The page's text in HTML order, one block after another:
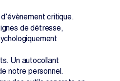
critique.
de détresse,
Un autocollant
notre personnel.